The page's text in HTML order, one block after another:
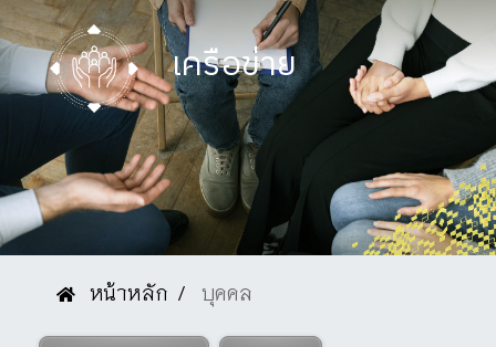
เครือข่าย
หน้าหลัก บุคคล